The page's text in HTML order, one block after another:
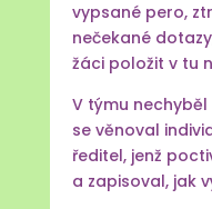
vypsané pero,
nečekané
žáci položit v tu
V týmu
se věnoval
ředitel, jenž
a zapisoval, jak